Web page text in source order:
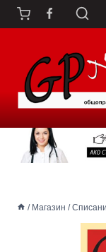
Към
съдържанието
/ Магазин /